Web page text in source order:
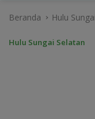
Beranda Hulu
Hulu Sungai Selatan